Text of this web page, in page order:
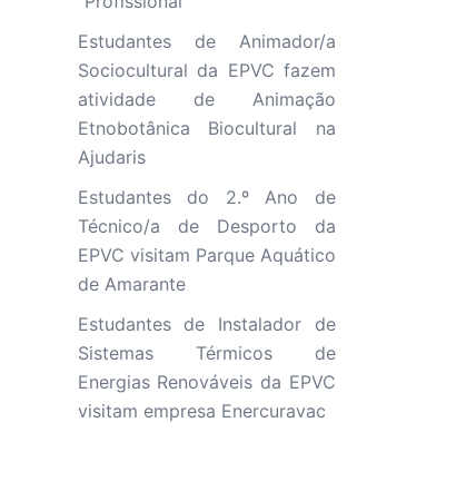
Estudantes de Animador/a
Sociocultural da EPVC fazem
atividade de Animação
Etnobotânica Biocultural na
Ajudaris
Estudantes do 2.º Ano de
Técnico/a de Desporto da
EPVC visitam Parque Aquático
de Amarante
Estudantes de Instalador de
Sistemas Térmicos de
Energias Renováveis da EPVC
visitam empresa Enercuravac